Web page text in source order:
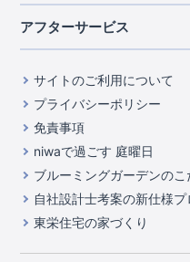
中部
山梨県
静岡県
滋賀県
京都府
中国・四国
岡山県
広島県
九州・沖縄
福岡県
熊本県
室内空間を快適に保つ断熱
コストパフォーマンスに自
充実のアフターサポート
第三者評価によるお墨付き
家づくりのプロにも選ばれ
住んでみるとじわじわ伝
自社一貫体制
ご紹介制度のご案内
東栄INDEX（用語集）
アフターサービス
サイトのご利用について
プライバシーポリシー
免責事項
niwaで過ごす 庭曜日
ブルーミングガーデンのこ
自社設計士考案の新仕様
東栄住宅の家づくり